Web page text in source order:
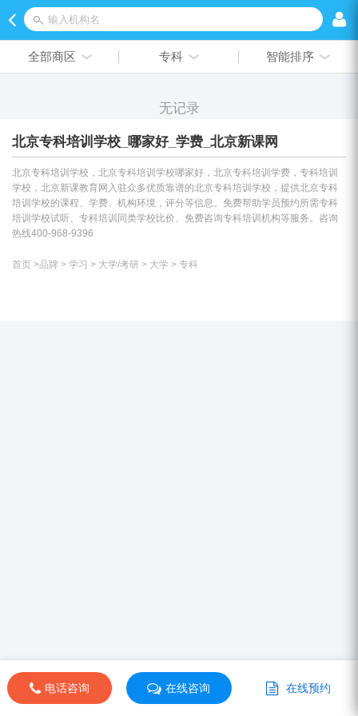
输入机构名
全部商区 专科 智能排序
无记录
北京专科培训学校_哪家好_学费_北京新课网
北京专科培训学校，北京专科培训学校哪家好，北京专科培训学费，专科培训
学校，北京新课教育网入驻众多优质靠谱的北京专科培训学校，提供北京专科
培训学校的课程、学费、机构环境，评分等信息。免费帮助学员预约所需专科
培训学校试听、专科培训同类学校比价、免费咨询专科培训机构等服务。咨询
热线400-968-9396
首页 >品牌 > 学习 > 大学/考研 > 大学 > 专科
电话咨询 在线咨询 在线预约